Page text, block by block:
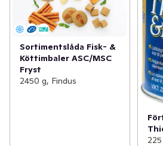
Vegetariska produkter
✓ Pannkakor & plättar
✓ Grytbas & kryddmix (27)
Mellanmål
Färdigrätter (37)
✓ Plockmat
Sortimentslåda Fisk- &
Köttimbaler ASC/MSC
Fryst
2450 g, Findus